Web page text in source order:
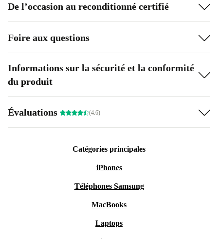
De l’occasion au reconditionné certifié
Foire aux questions
Informations sur la sécurité et la conformité
du produit
Évaluations (4.6)
Catégories principales
iPhones
Téléphones Samsung
MacBooks
Laptops